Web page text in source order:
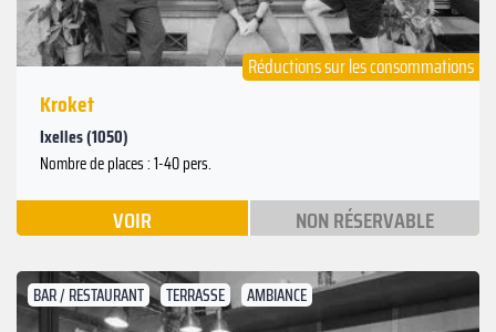
Réductions sur les consommations
Kroket
Ixelles (1050)
Nombre de places : 1-40 pers.
VOIR NON RÉSERVABLE
BAR / RESTAURANT TERRASSE AMBIANCE